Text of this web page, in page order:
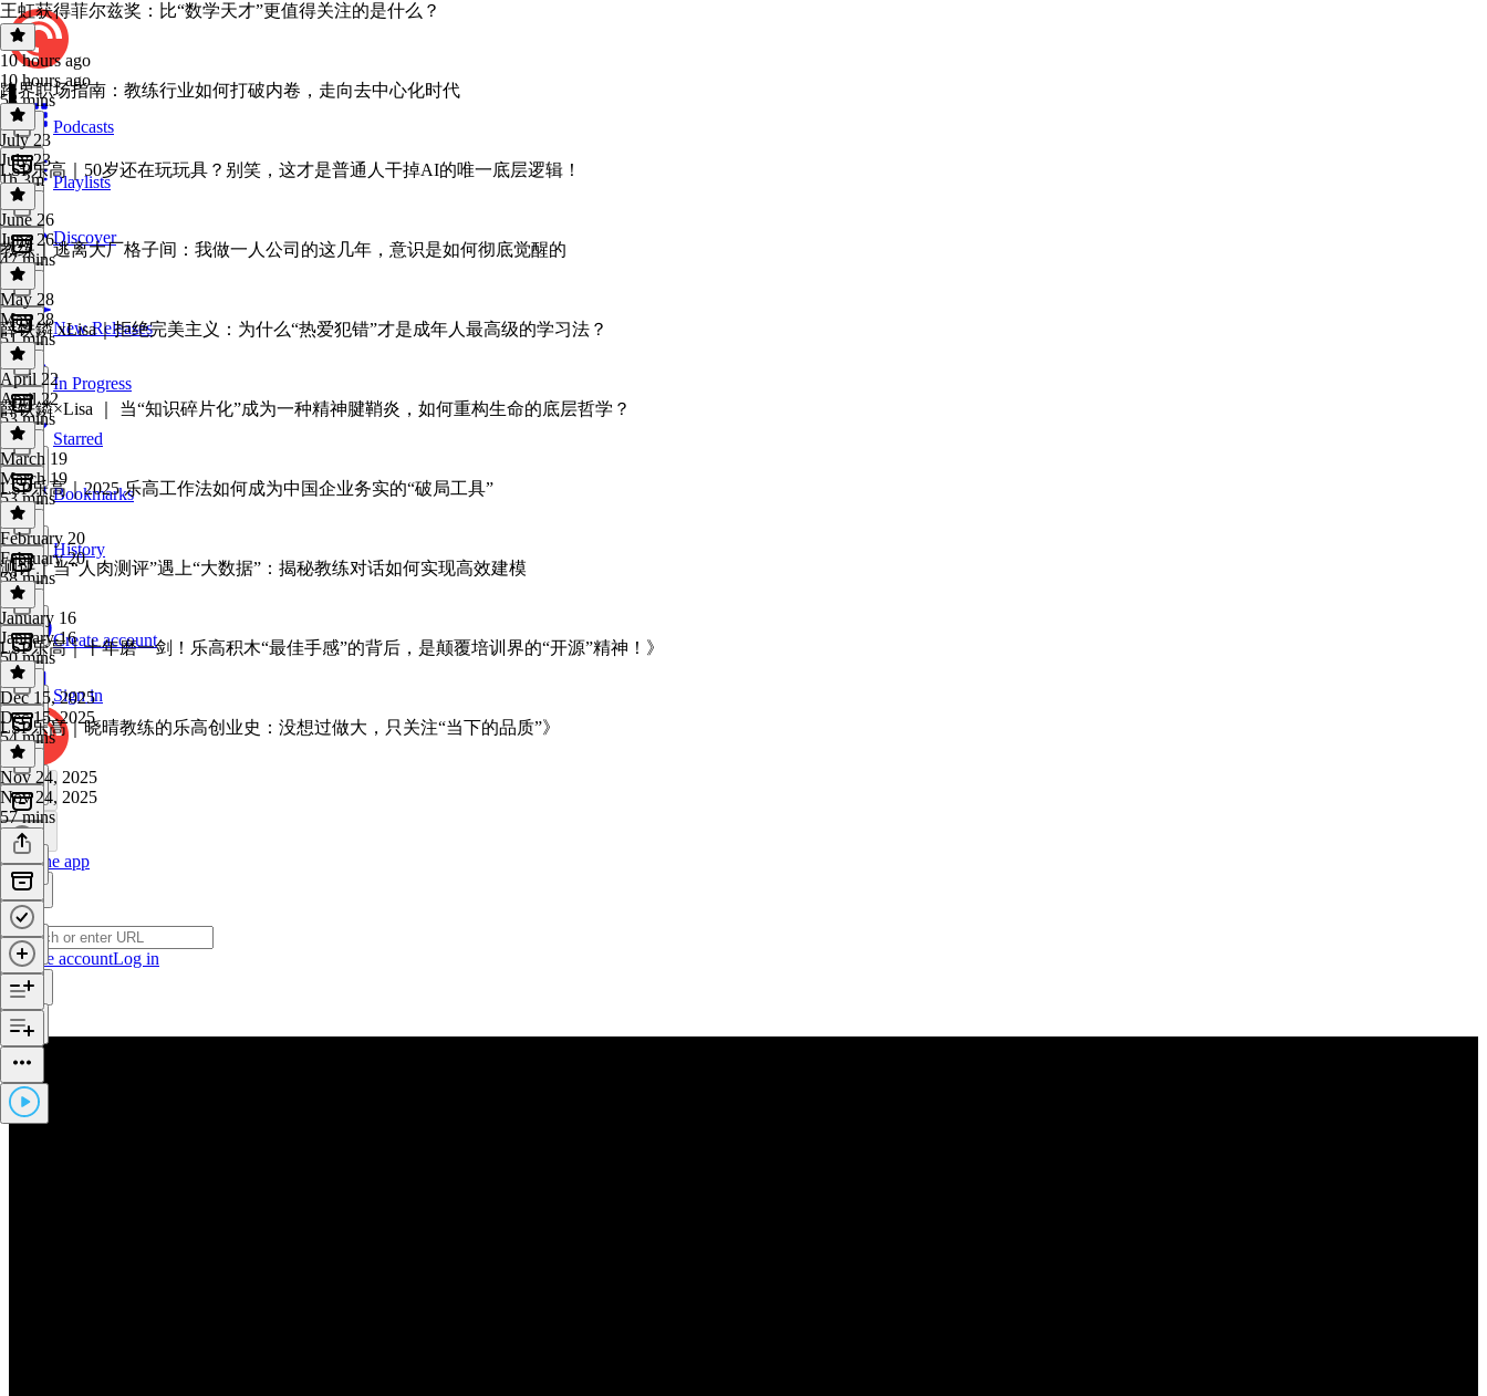
Podcasts
Playlists
Discover
New Releases
In Progress
Starred
Bookmarks
History
Create account
Sign in
Get the app
Create accountLog in
王虹获得菲尔兹奖：比“数学天才”更值得关注的是什么？
10 hours ago
10 hours ago
58 mins
跨界职场指南：教练行业如何打破内卷，走向去中心化时代
July 23
July 23
1h 3m
LSP乐高｜50岁还在玩玩具？别笑，这才是普通人干掉AI的唯一底层逻辑！
June 26
June 26
47 mins
教练｜逃离大厂格子间：我做一人公司的这几年，意识是如何彻底觉醒的
May 28
May 28
51 mins
薛铁鏻 xLisa｜拒绝完美主义：为什么“热爱犯错”才是成年人最高级的学习法？
April 22
April 22
53 mins
薛铁鏻×Lisa ｜ 当“知识碎片化”成为一种精神腱鞘炎，如何重构生命的底层哲学？
March 19
March 19
53 mins
LSP乐高｜2025 乐高工作法如何成为中国企业务实的“破局工具”
February 20
February 20
58 mins
测评｜当“人肉测评”遇上“大数据”：揭秘教练对话如何实现高效建模
January 16
January 16
50 mins
LSP乐高｜十年磨一剑！乐高积木“最佳手感”的背后，是颠覆培训界的“开源”精神！》
Dec 15, 2025
Dec 15, 2025
54 mins
LSP乐高｜晓晴教练的乐高创业史：没想过做大，只关注“当下的品质”》
Nov 24, 2025
Nov 24, 2025
57 mins